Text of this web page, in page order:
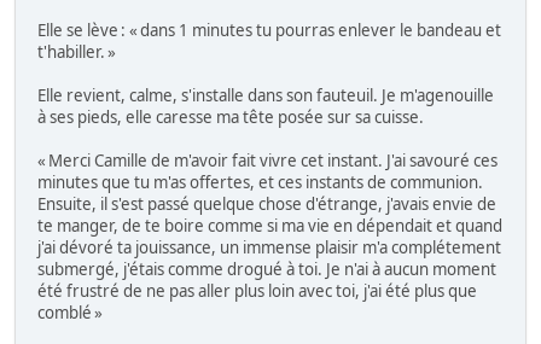
Elle se lève : « dans 1 minutes tu pourras enlever le bandeau et
t'habiller. »
Elle revient, calme, s'installe dans son fauteuil. Je m'agenouille
à ses pieds, elle caresse ma tête posée sur sa cuisse.
« Merci Camille de m'avoir fait vivre cet instant. J'ai savouré ces
minutes que tu m'as offertes, et ces instants de communion.
Ensuite, il s'est passé quelque chose d'étrange, j'avais envie de
te manger, de te boire comme si ma vie en dépendait et quand
j'ai dévoré ta jouissance, un immense plaisir m'a complétement
submergé, j'étais comme drogué à toi. Je n'ai à aucun moment
été frustré de ne pas aller plus loin avec toi, j'ai été plus que
comblé »